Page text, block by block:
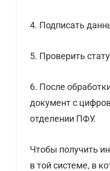
4. Подписать
5. Проверить
6. После
документ с
отделении ПФУ.
Чтобы получить
в той системе, в